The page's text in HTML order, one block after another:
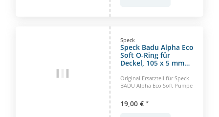
Speck
Speck Badu Alpha Eco
Soft O-Ring für
Deckel, 105 x 5 mm
Original Ersatzteil für Speck
BADU Alpha Eco Soft Pumpe
19,00 € *